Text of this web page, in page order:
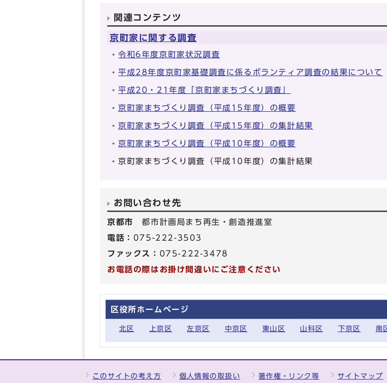
関連コンテンツ
京町家に関する調査
令和6年度京町家状況調査
平成28年度京町家基礎調査に係るボランティア調査の結果について
平成20・21年度「京町家まちづくり調査」
京町家まちづくり調査（平成15年度）の概要
京町家まちづくり調査（平成15年度）の集計結果
京町家まちづくり調査（平成10年度）の概要
京町家まちづくり調査（平成10年度）の集計結果
お問い合わせ先
京都市都市計画局まち再生・創造推進室
電話： 075-222-3503
ファックス： 075-222-3478
お電話の際はお掛け間違いにご注意ください
区役所ホームページ
北区 上京区 左京区 中京区 東山区 山科区 下京区 南
このサイトの考え方 個人情報の取扱い 著作権・リンク等 サイトマップ